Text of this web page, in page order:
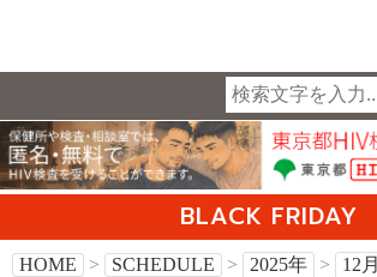
BLACK FRIDAY
HOME > SCHEDULE > 2025年 > 12月